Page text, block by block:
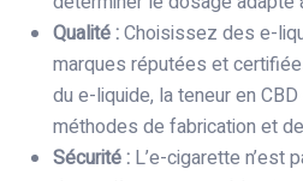
Qualité :Choisissez des e-
marques réputées et
du e-liquide, la teneur en
méthodes de fabrication et
Sécurité : L’e-cigarette n’est